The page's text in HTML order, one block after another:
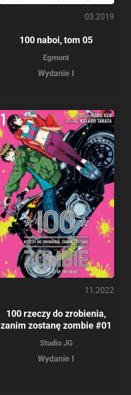
03.2019
100 naboi, tom 05
Egmont
Wydanie I
11.2022
100 rzeczy do zrobienia,
zanim zostanę zombie #01
Studio JG
Wydanie I